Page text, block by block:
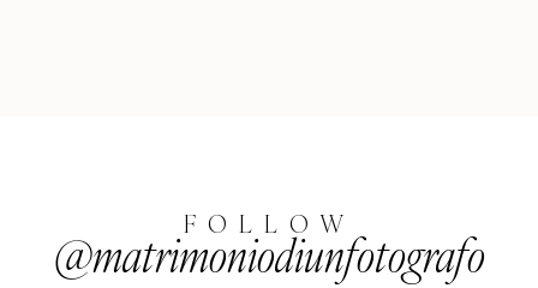
FOLLOW
@matrimoniodiunfotografo